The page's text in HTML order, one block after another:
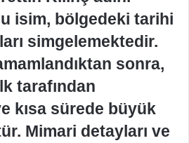
isim, bölgedeki tarihi
simgelemektedir.
sonra,
tarafından
kısa sürede büyük
Mimari detayları ve